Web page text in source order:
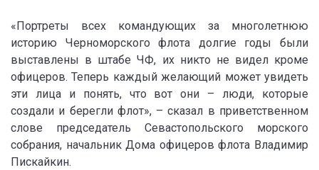
«Портреты всех командующих за многолетнюю
историю Черноморского флота долгие годы были
выставлены в штабе ЧФ, их никто не видел кроме
офицеров. Теперь каждый желающий может увидеть
эти лица и понять, что вот они – люди, которые
создали и берегли флот», – сказал в приветственном
слове председатель Севастопольского морского
собрания, начальник Дома офицеров флота Владимир
Пискайкин.